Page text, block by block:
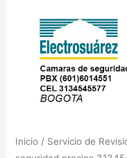
Inicio / Servicio de